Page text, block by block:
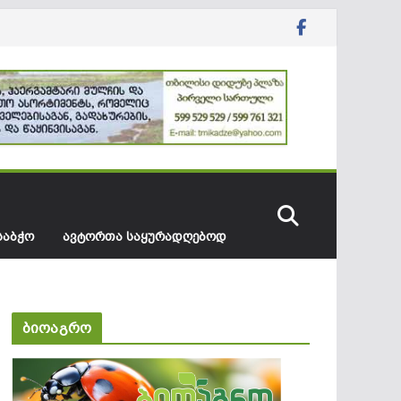
ᲐᲕᲢᲝᲠᲗᲐ ᲡᲐᲧᲣᲠᲐᲓᲦᲔᲑᲝᲓ
ბიოაგრო